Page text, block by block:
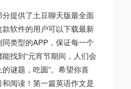
提供了土豆聊天版最全面
软件的用户可以下载最新
类型的APP，保证每一个
找到“元宵节期间，人们会
谜题，吃圆”。希望你喜
阅读！第一篇英语作文是